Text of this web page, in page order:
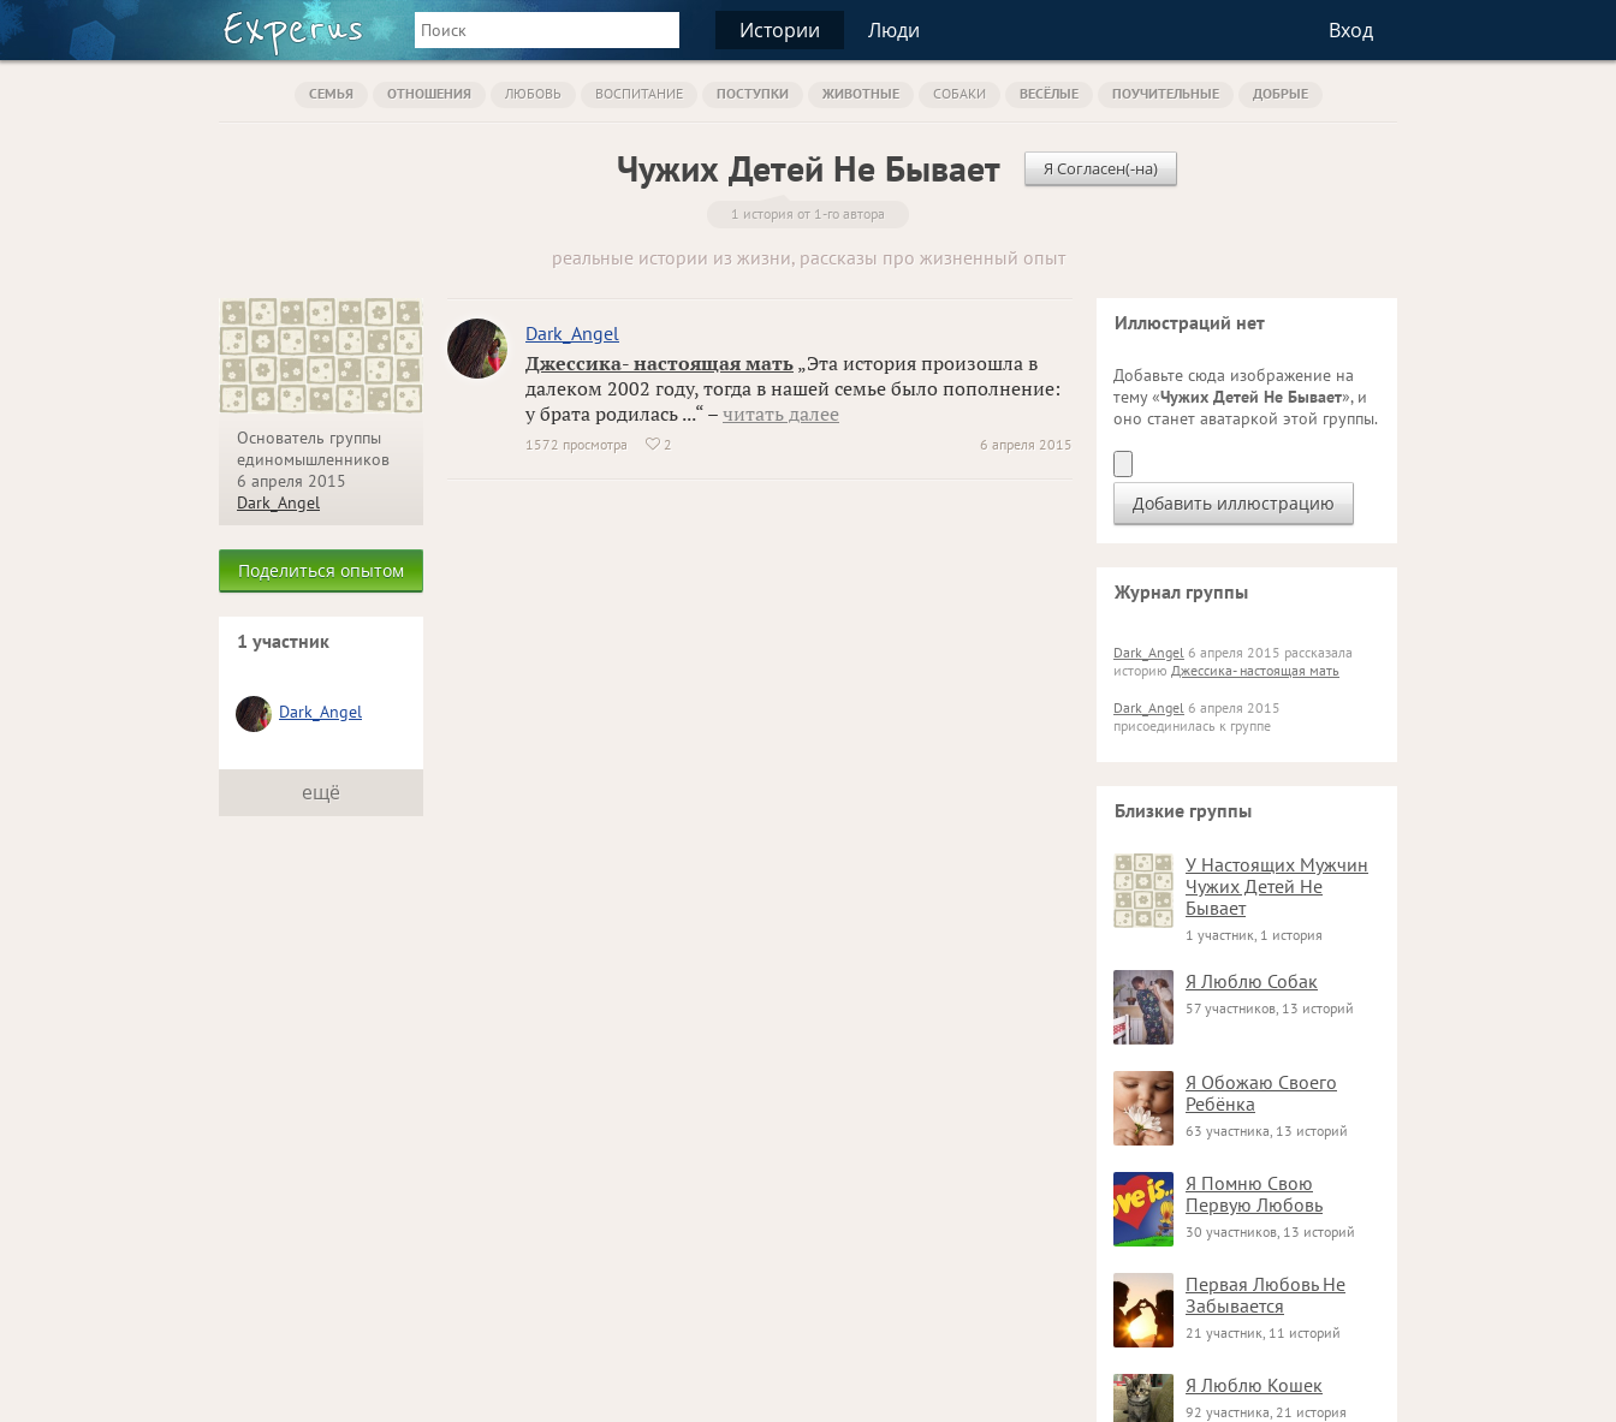
Истории Люди Вход
СЕМЬЯ ОТНОШЕНИЯ ЛЮБОВЬ ВОСПИТАНИЕ ПОСТУПКИ ЖИВОТНЫЕ СОБАКИ ВЕСЁЛЫЕ ПОУЧИТЕЛЬНЫЕ ДОБРЫЕ
Чужих Детей Не Бывает Я Согласен(-на)
1 история от 1-го автора
реальные истории из жизни, рассказы про жизненный опыт
Основатель группы
единомышленников
6 апреля 2015
Dark_Angel
Поделиться опытом
1 участник
Dark_Angel
ещё
Dark_Angel
Джессика- настоящая мать „Эта история произошла в
далеком 2002 году, тогда в нашей семье было пополнение:
у брата родилась ...“ – читать далее
6 апреля 2015
1572 просмотра  2
Иллюстраций нет
Добавьте сюда изображение на
тему «Чужих Детей Не Бывает», и
оно станет аватаркой этой группы.
Журнал группы
Dark_Angel 6 апреля 2015 рассказала
историю Джессика- настоящая мать
Dark_Angel 6 апреля 2015
присоединилась к группе
Близкие группы
У Настоящих Мужчин
Чужих Детей Не
Бывает
1 участник, 1 история
Я Люблю Собак
57 участников, 13 историй
Я Обожаю Своего
Ребёнка
63 участника, 13 историй
Я Помню Свою
Первую Любовь
30 участников, 13 историй
Первая Любовь Не
Забывается
21 участник, 11 историй
Я Люблю Кошек
92 участника, 21 история